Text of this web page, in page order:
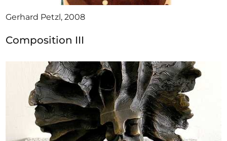
Gerhard Petzl, 2008
Composition III